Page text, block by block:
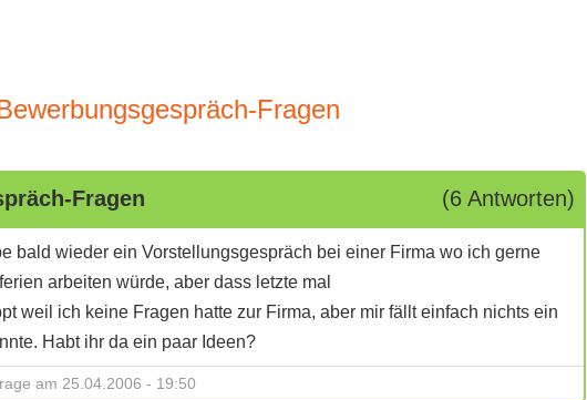
Fragen
Fragen (6 Antworten)
bald wieder ein Vorstellungsgespräch bei einer Firma wo ich gerne
arbeiten würde, aber dass letzte mal
weil ich keine Fragen hatte zur Firma, aber mir fällt einfach nichts ein
Habt ihr da ein paar Ideen?
am 25.04.2006 - 19:50